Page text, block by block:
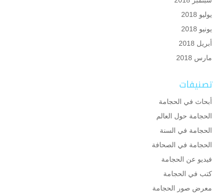
يوليو 2018
يونيو 2018
أبريل 2018
مارس 2018
تصنيفات
أبحاث في الحجامة
الحجامة حول العالم
الحجامة في السنة
الحجامة في الصحافة
فيديو عن الحجامة
كتب في الحجامة
معرض صور الحجامة